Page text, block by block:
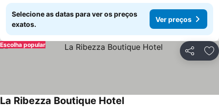
Selecione as datas para ver os preços
exatos.
Ver preços
Partilhar
Escolha popular
La Ribezza Boutique Hotel